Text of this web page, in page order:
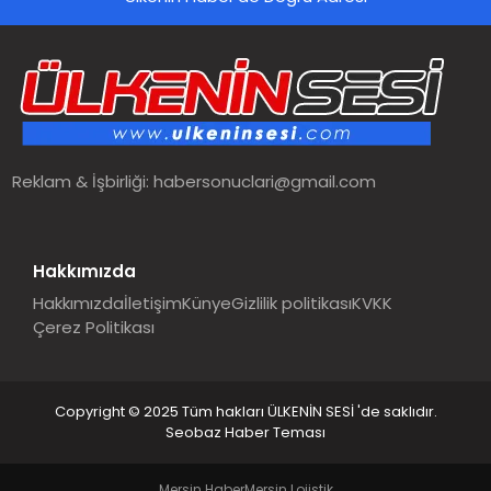
TEKNOLOJI
Reklam & İşbirliği:habersonuclari@gmail.com
Hakkımızda
HakkımızdaİletişimKünyeGizlilik politikasıKVKK
Çerez Politikası
Copyright © 2025 Tüm hakları ÜLKENİN SESİ 'de saklıdır.
Seobaz Haber Teması